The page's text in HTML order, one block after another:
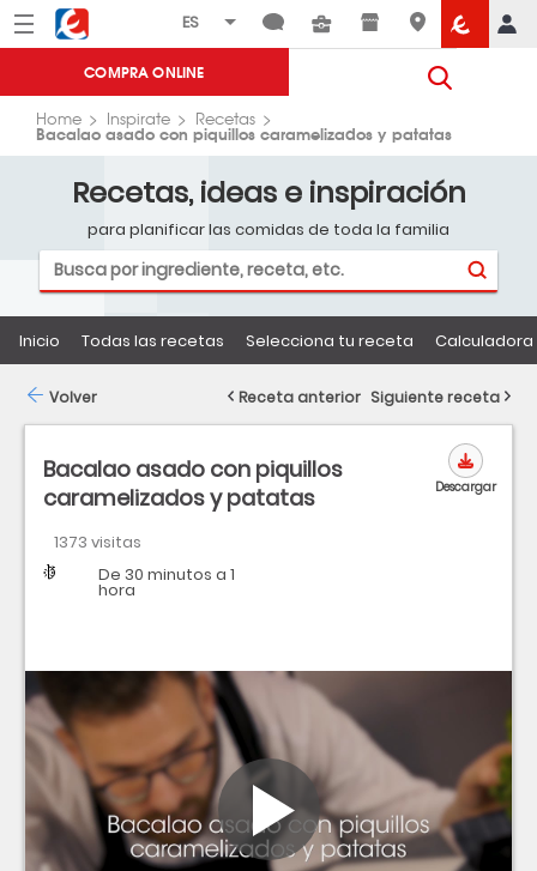
Menú Eroski
COMPRA ONLINE
Home Inspirate Recetas
Bacalao asado con piquillos caramelizados y patatas
Recetas, ideas e inspiración
para planificar las comidas de toda la familia
Inicio Todas las recetas Selecciona tu receta
Bacalao asado con piquillos
caramelizados y patatas
1373 visitas
Dificultad
Tiempo De 30 minutos a 1
hora
Descargar
Volver Receta anterior Siguiente receta